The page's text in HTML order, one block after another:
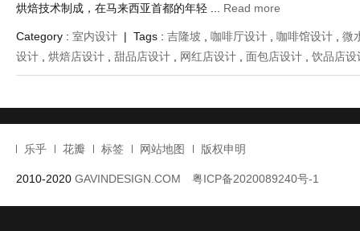
烘焙技术制成，在马来西亚首都的年轻 ... Read more
Category : 室内设计 | Tags : 吉隆坡 咖啡厅设计 咖啡馆设计
微
设计
烘焙店设计 甜品店设计 网红店设计 面包店设计 饮品店设
乐乎 花瓣 标签 网站地图 版权申明
2010-2020 GAVINDESIGN.COM 粤ICP备2020089240号-1